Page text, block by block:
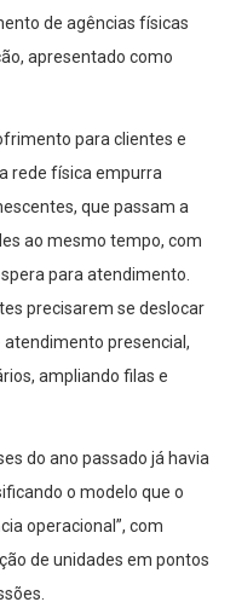
de agências físicas
apresentado como
para clientes e
rede física empurra
que passam a
ao mesmo tempo, com
para atendimento.
precisarem se deslocar
presencial,
ampliando filas e
do ano passado já havia
o modelo que o
operacional”, com
de unidades em pontos